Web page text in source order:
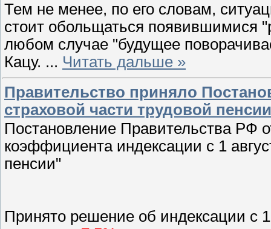
Тем не менее, по его словам,
стоит обольщаться появившимися
любом случае "будущее
Кацу. ... Читать дальше »
Правительство приняло
страховой части трудовой пенсии
Постановление Правительства РФ
коэффициента индексации с 1
пенсии"
Принято решение об индексации с 1